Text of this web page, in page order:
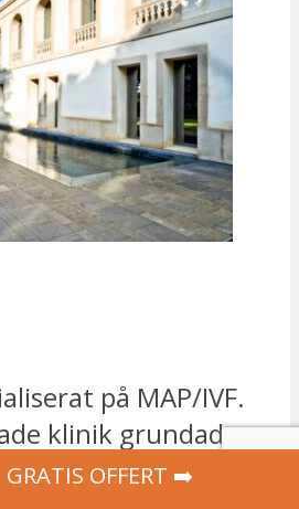
på MAP/IVF.
klinik grundades
Barcelona, Spanien.
GRATIS OFFERT ➡️